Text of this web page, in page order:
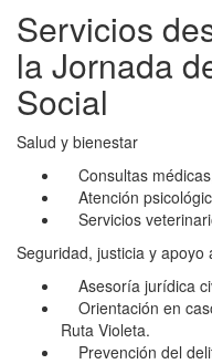
Servicios
la Jornada
Social
Salud y bienestar
Consultas
Atención
Servicios
Seguridad, justicia y apoyo
Asesoría jurídica
Orientación en
Ruta Violeta.
Prevención del